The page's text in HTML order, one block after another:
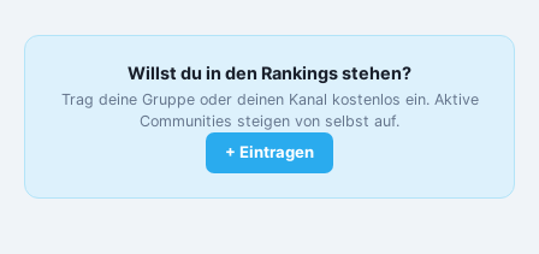
Willst du in den Rankings stehen?
Trag deine Gruppe oder deinen Kanal kostenlos ein. Aktive
Communities steigen von selbst auf.
+ Eintragen